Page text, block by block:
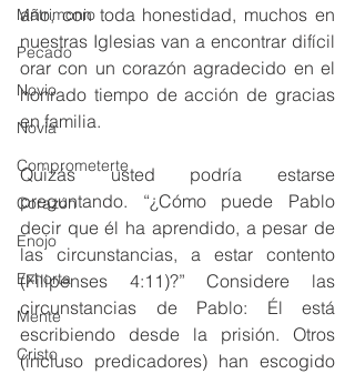
Matrimonio
Pecado
Novio
Novia
Comprometerte
Corazón
Enojo
Exhorta
Mente
Cristo
año, con toda honestidad, muchos en
nuestras Iglesias van a encontrar difícil
orar con un corazón agradecido en el
honrado tiempo de acción de gracias
en familia.
Quizás usted podría estarse
preguntando. “¿Cómo puede Pablo
decir que él ha aprendido, a pesar de
las circunstancias, a estar contento
(Filipenses 4:11)?” Considere las
circunstancias de Pablo: Él está
escribiendo desde la prisión. Otros
(incluso predicadores) han escogido